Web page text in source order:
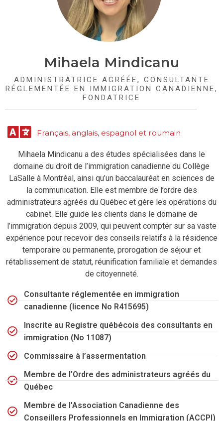
Mihaela Mindicanu
ADMINISTRATRICE AGRÉÉE, CONSULTANTE
RÉGLEMENTÉE EN IMMIGRATION CANADIENNE,
FONDATRICE
Français, anglais, espagnol et roumain
Mihaela Mindicanu a des études spécialisées dans le
domaine du droit de l’immigration canadienne du Collège
LaSalle à Montréal, ainsi qu’un baccalauréat en sciences de
la communication. Elle est membre de l’ordre des
administrateurs agréés du Québec et gère les opérations du
cabinet. Elle guide les clients dans le domaine de
l’immigration depuis 2009, qui peuvent compter sur sa vaste
expérience pour recevoir des conseils relatifs à la résidence
temporaire ou permanente, prorogation de séjour et
rétablissement de statut, réunification familiale et demandes
de citoyenneté.
Consultante réglementée en immigration
canadienne (licence No R415695)
Inscrite au Registre québécois des consultants en
immigration (No 11087)
Commissaire à l’assermentation
Membre de l’Ordre des administrateurs agréés du
Québec
Membre de l'Association Canadienne des
Conseillers Professionnels en Immigration (ACCPI)